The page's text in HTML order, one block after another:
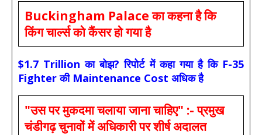
Buckingham Palace का कहना है कि
किंग चार्ल्स को कैंसर हो गया है
$1.7 Trillion का बोझ? रिपोर्ट में कहा गया है कि F-35
Fighter की Maintenance Cost अधिक है
"उस पर मुकदमा चलाया जाना चाहिए" :- प्रमुख
चंडीगढ़ चुनावों में अधिकारी पर शीर्ष अदालत